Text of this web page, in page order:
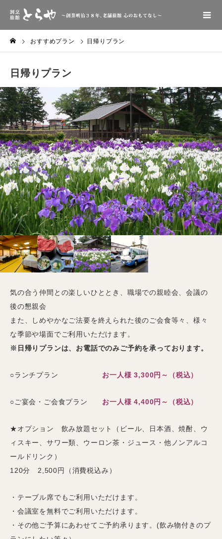
おすすめプラン 日帰りプラン
日帰りプラン
気の合う仲間との楽しいひととき、職場での親睦会、会議の
後の懇親会
また、しめやかなご法要を終えられた後のご会食等々、様々
な季節や場面でご利用いただけます。
※日帰りプランは、お電話でのみご予約を承っております。
○ランチプラン お一人様 3,300円～（税込）
○ご宴会・ご会食プラン お一人様 4,400円～（税込）
★オプション 飲み放題セット（ビール、日本酒、焼酎、ウ
ィスキー、サワー類、ウーロン茶・ジュース・他ノンアルコ
ールドリンク）
120分 2,500円（消費税込み）
・テーブル席でもご利用いただけます。
・会議室を無料でご利用いただけます。
・その他ご予算にあわせてご予約承ります。(飲み物付きのプ